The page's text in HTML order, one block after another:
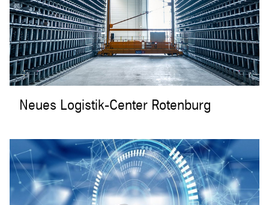
Neues Logistik-Center Rotenburg